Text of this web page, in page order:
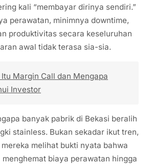
kali “membayar dirinya sendiri.”
perawatan, minimnya downtime,
produktivitas secara keseluruhan
awal tidak terasa sia-sia.
Itu Margin Call dan Mengapa
Investor
banyak pabrik di Bekasi beralih
stainless. Bukan sekadar ikut tren,
melihat bukti nyata bahwa
biaya perawatan hingga